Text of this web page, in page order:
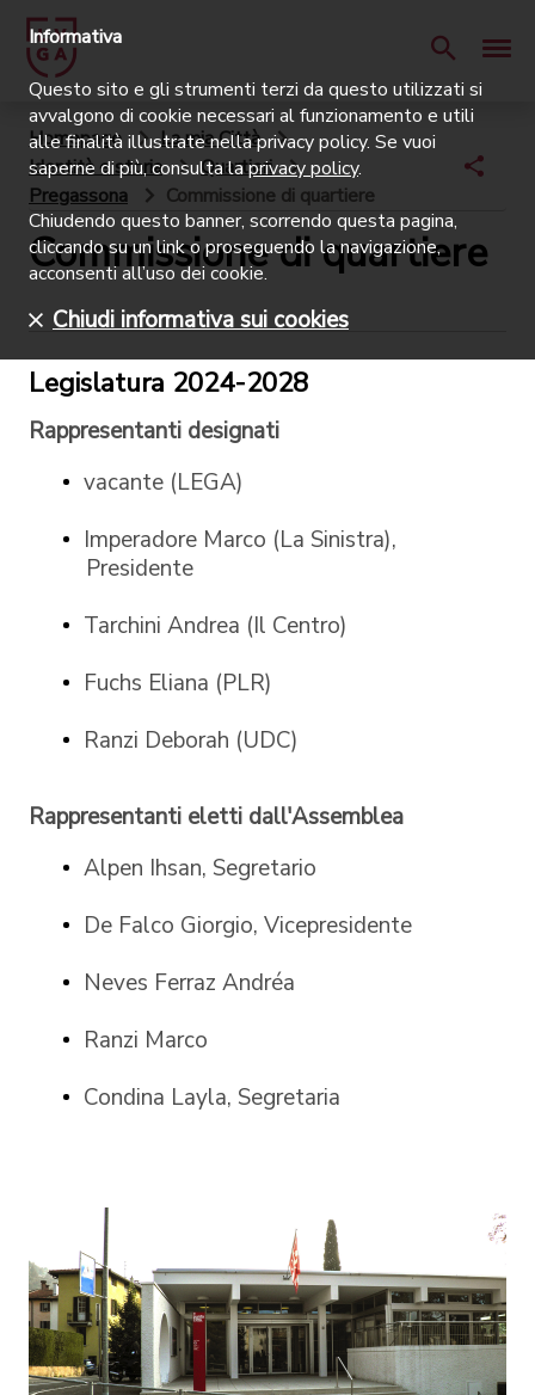
Homepage
La mia Città
Identità e storia
Quartieri
Pregassona
Commissione di quartiere
Commissione di quartiere
Legislatura 2024-2028
Rappresentanti designati
vacante (LEGA)
Imperadore Marco (La Sinistra),
Presidente
Tarchini Andrea (Il Centro)
Fuchs Eliana (PLR)
Ranzi Deborah (UDC)
Rappresentanti eletti dall'Assemblea
Alpen Ihsan, Segretario
De Falco Giorgio, Vicepresidente
Neves Ferraz Andréa
Ranzi Marco
Condina Layla, Segretaria
Informativa
Questo sito e gli strumenti terzi da questo utilizzati si
avvalgono di cookie necessari al funzionamento e utili
alle finalità illustrate nella privacy policy. Se vuoi
saperne di più, consulta laprivacy policy.
Chiudendo questo banner, scorrendo questa pagina,
cliccando su un link o proseguendo la navigazione,
acconsenti all’uso dei cookie.
Chiudi informativa sui cookies